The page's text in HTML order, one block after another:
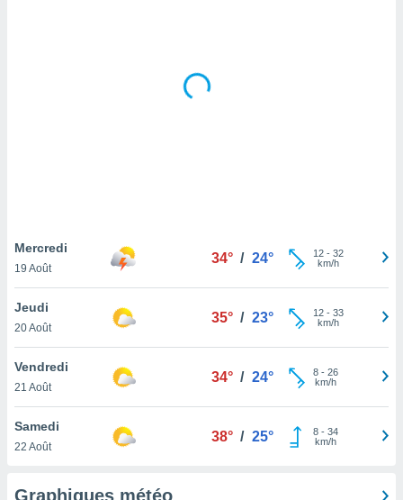
notre
que
et que
Mercredi
19 Août
34° / 24° 12- 32
km/h
Jeudi
20 Août
35° / 23° 12- 33
km/h
Vendredi
21 Août
34° / 24° 8- 26
km/h
Samedi
22 Août
38° / 25° 8- 34
km/h
Graphiques météo